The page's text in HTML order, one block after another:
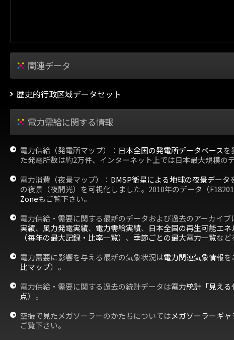
関連データ
歴史的行政区域データセット
電力需給に関する情報
電力供給（発電所マップ）： 日本全国の発電所データベースを
た発電所数は約2万件、インターネット上では日本最大規模の
電力消費（夜景マップ）： DMSP衛星による地球の夜景データ
の夜景（夜間光）を可視化しました。2010年のデータ（
Zoneもご覧下さい。
電力供給・需要に関する最新のデータおよび過去のアーカイブ
実績、 風力発電実績、 電力需給実績、 日本全国の再生可能エ
（毎年の最大記録・比率一覧） 、 季節ごとの最大電力一覧など
電力需要に影響を与える最新の気象状況は電力関連気象情報を
比マップ）。
電力供給・需要に関する過去の統計データは電力統計「見える
点）。
空撮で見たメガソーラーのかたちについてはメガソーラーギ
ご覧下さい。